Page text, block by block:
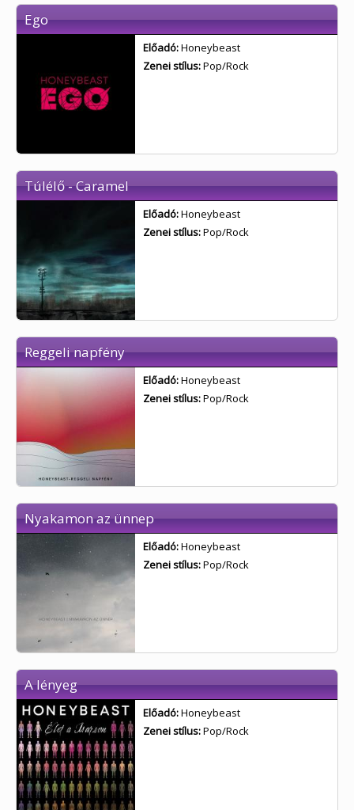
Ego
Előadó:Honeybeast
Zenei stílus:Pop/Rock
Túlélő - Caramel
Előadó:Honeybeast
Zenei stílus:Pop/Rock
Reggeli napfény
Előadó:Honeybeast
Zenei stílus:Pop/Rock
Nyakamon az ünnep
Előadó:Honeybeast
Zenei stílus:Pop/Rock
A lényeg
Előadó:Honeybeast
Zenei stílus:Pop/Rock